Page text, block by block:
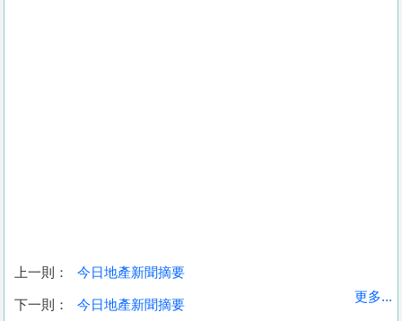
收
上一則： 今日地產新聞摘要
下一則： 今日地產新聞摘要
更多...